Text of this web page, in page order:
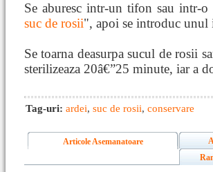
Se aburesc intr-un tifon sau intr-
suc de rosii", apoi se introduc unul
Se toarna deasurpa sucul de rosii
sterilizeaza 20â€”25 minute, iar a
Tag-uri: ardei, suc de rosii, conservare
Articole Asemanatoare